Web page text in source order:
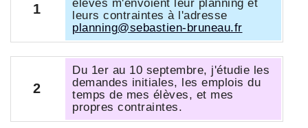
1
élèves m'envoient leur planning et
leurs contraintes à l'adresse
planning@sebastien-bruneau.fr
2
Du 1er au 10 septembre, j'étudie les
demandes initiales, les emplois du
temps de mes élèves, et mes
propres contraintes.